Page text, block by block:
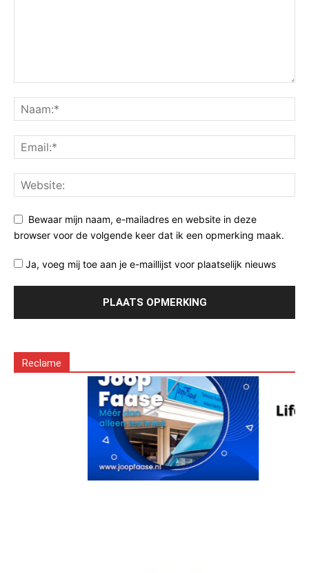
Bewaar mijn naam, e-mailadres en website in deze
browser voor de volgende keer dat ik een opmerking maak.
Ja, voeg mij toe aan je e-maillijst voor plaatselijk nieuws
Reclame